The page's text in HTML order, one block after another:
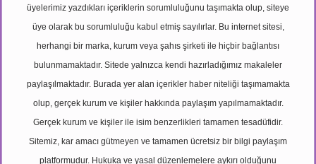
üyelerimiz yazdıkları içeriklerin sorumluluğunu taşımakta olup, siteye
üye olarak bu sorumluluğu kabul etmiş sayılırlar. Bu internet sitesi,
herhangi bir marka, kurum veya şahıs şirketi ile hiçbir bağlantısı
bulunmamaktadır. Sitede yalnızca kendi hazırladığımız makaleler
paylaşılmaktadır. Burada yer alan içerikler haber niteliği taşımamakta
olup, gerçek kurum ve kişiler hakkında paylaşım yapılmamaktadır.
Gerçek kurum ve kişiler ile isim benzerlikleri tamamen tesadüfidir.
Sitemiz, kar amacı gütmeyen ve tamamen ücretsiz bir bilgi paylaşım
platformudur. Hukuka ve yasal düzenlemelere aykırı olduğunu